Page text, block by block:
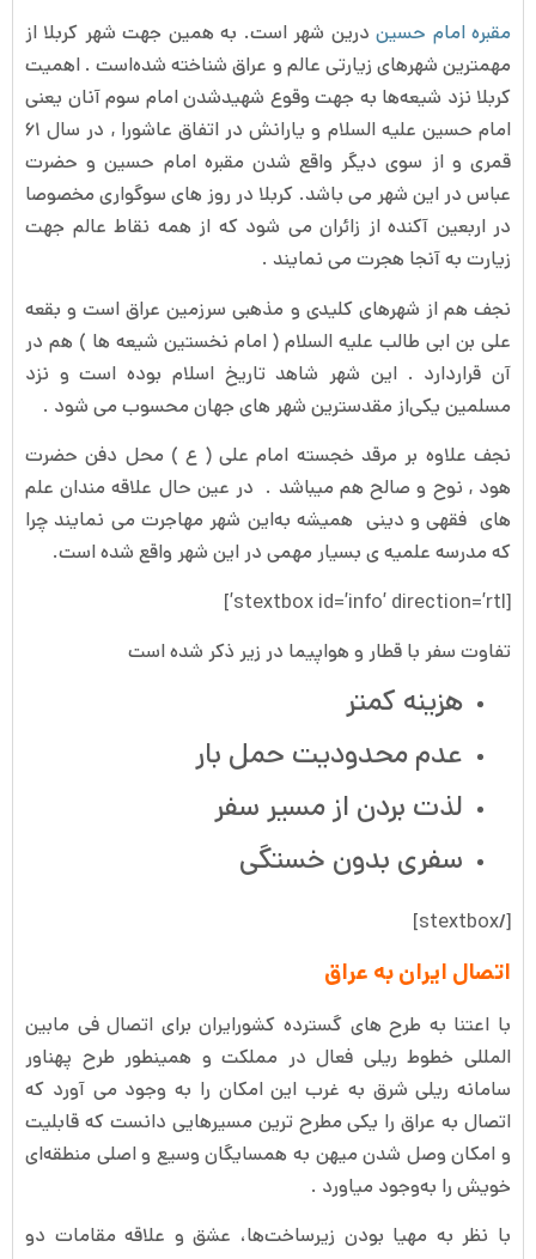
مقبره امام حسیندرین شهر است. به همین جهت شهر کربلا از
مهمترین شهرهای زیارتی عالم و عراق شناخته شده‌است . اهمیت
کربلا نزد شیعه‌ها به جهت وقوع شهیدشدن امام سوم آنان یعنی
امام حسین علیه السلام و یارانش در اتفاق عاشورا , در سال ۶۱
قمری و از سوی دیگر واقع شدن مقبره امام حسین و حضرت
عباس در این شهر می باشد. کربلا در روز های سوگواری مخصوصا
در اربعین آکنده از زائران می شود که از همه نقاط عالم جهت
زیارت به آنجا هجرت می نمایند .
نجف هم از شهرهای کلیدی و مذهبی سرزمین عراق است و بقعه
علی بن ابی طالب علیه السلام ( امام نخستین شیعه ها ) هم در
آن قراردارد . این شهر شاهد تاریخ اسلام بوده است و نزد
مسلمین یکی‌از مقدسترین شهر های جهان محسوب می شود .
نجف علاوه بر مرقد خجسته امام علی ( ع ) محل دفن حضرت
هود , نوح و صالح هم میباشد . در عین حال علاقه مندان علم
های فقهی و دینی همیشه به‌این شهر مهاجرت می نمایند چرا
که مدرسه علمیه ی بسیار مهمی در این شهر واقع شده است.
[stextbox id=’info’ direction=’rtl’]
تفاوت سفر با قطار و هواپیما در زیر ذکر شده است
هزینه کمتر
عدم محدودیت حمل بار
لذت بردن از مسیر سفر
سفری بدون خستگی
[/stextbox]
اتصال ایران به عراق
با اعتنا به طرح های گسترده کشور‌ایران برای اتصال فی مابین
المللی خطوط ریلی فعال در مملکت و همینطور طرح پهناور
سامانه ریلی شرق به غرب این امکان را به وجود می آورد که
اتصال به عراق را یکی مطرح ترین مسیرهایی دانست که قابلیت
و امکان وصل شدن میهن به همسایگان وسیع و اصلی منطقه‌ای
خویش را به‌وجود میاورد .
با نظر به مهیا بودن زیرساخت‌ها، عشق و علاقه مقامات دو